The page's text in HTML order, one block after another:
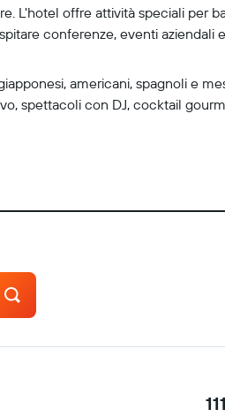
L'hotel offre attività speciali per
conferenze, eventi aziendali
americani, spagnoli e
spettacoli con DJ, cocktail